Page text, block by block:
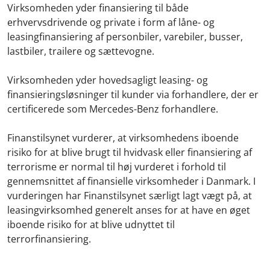
Virksomheden yder finansiering til både
erhvervsdrivende og private i form af låne- og
leasingfinansiering af personbiler, varebiler, busser,
lastbiler, trailere og sættevogne.
Virksomheden yder hovedsagligt leasing- og
finansieringsløsninger til kunder via forhandlere, der er
certificerede som Mercedes-Benz forhandlere.
Finanstilsynet vurderer, at virksomhedens iboende
risiko for at blive brugt til hvidvask eller finansiering af
terrorisme er normal til høj vurderet i forhold til
gennemsnittet af finansielle virksomheder i Danmark. I
vurderingen har Finanstilsynet særligt lagt vægt på, at
leasingvirksomhed generelt anses for at have en øget
iboende risiko for at blive udnyttet til
terrorfinansiering.